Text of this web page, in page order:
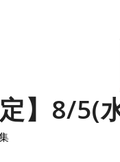
定】8/